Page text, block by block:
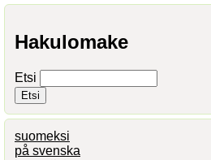
Hakulomake
Etsi
suomeksi
på svenska